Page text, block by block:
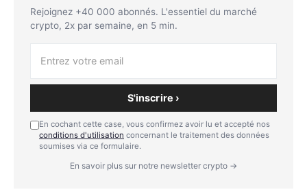
Rejoignez +40 000 abonnés. L'essentiel du marché
crypto, 2x par semaine, en 5 min.
S'inscrire ›
En cochant cette case, vous confirmez avoir lu et accepté nos
conditions d'utilisation concernant le traitement des données
soumises via ce formulaire.
En savoir plus sur notre newsletter crypto →